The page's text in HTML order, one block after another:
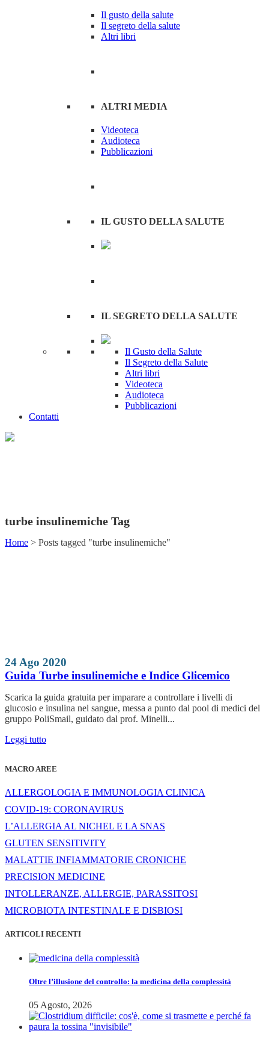
Il gusto della salute
Il segreto della salute
Altri libri
ALTRI MEDIA
Videoteca
Audioteca
Pubblicazioni
IL GUSTO DELLA SALUTE
IL SEGRETO DELLA SALUTE
Il Gusto della Salute
Il Segreto della Salute
Altri libri
Videoteca
Audioteca
Pubblicazioni
Contatti
turbe insulinemiche Tag
Home > Posts tagged "turbe insulinemiche"
24 Ago 2020
Guida Turbe insulinemiche e Indice Glicemico
Scarica la guida gratuita per imparare a controllare i livelli di
glucosio e insulina nel sangue, messa a punto dal pool di medici del
gruppo PoliSmail, guidato dal prof. Minelli...
Leggi tutto
MACRO AREE
ALLERGOLOGIA E IMMUNOLOGIA CLINICA
COVID-19: CORONAVIRUS
L’ALLERGIA AL NICHEL E LA SNAS
GLUTEN SENSITIVITY
MALATTIE INFIAMMATORIE CRONICHE
PRECISION MEDICINE
INTOLLERANZE, ALLERGIE, PARASSITOSI
MICROBIOTA INTESTINALE E DISBIOSI
ARTICOLI RECENTI
Oltre l’illusione del controllo: la medicina della complessità
05 Agosto, 2026